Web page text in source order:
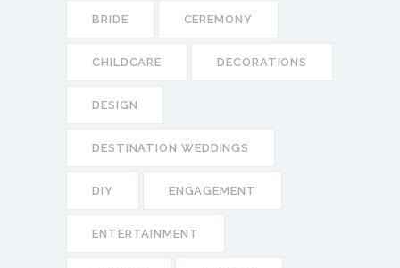
BRIDE CEREMONY
CHILDCARE DECORATIONS
DESIGN
DESTINATION WEDDINGS
DIY ENGAGEMENT
ENTERTAINMENT